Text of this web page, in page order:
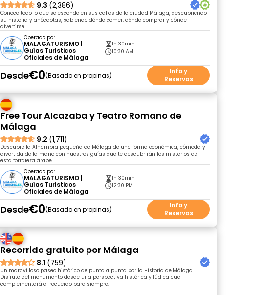
9.3 (2,386)
Conoce todo lo que se esconde en sus calles de la ciudad Málaga, descubriendo
su historia y anécdotas, sabiendo dónde comer, dónde comprar y dónde
divertirse.
Operado por
MALAGATURISMO |
Guías Turísticos
Oficiales de Málaga
1h 30min
10:30 AM
Desde€0 Basado en propinas
Info y
Reservas
Free Tour Alcazaba y Teatro Romano de
Málaga
9.2 (1,711)
Descubre la Alhambra pequeña de Málaga de una forma económica, cómoda y
divertida de la mano con nuestros guías que te descubrirán los misterios de
esta fortaleza árabe.
Operado por
MALAGATURISMO |
Guías Turísticos
Oficiales de Málaga
1h 30min
12:30 PM
Desde€0 Basado en propinas
Info y
Reservas
Recorrido gratuito por Málaga
8.1 (759)
Un maravilloso paseo histórico de punta a punta por la Historia de Málaga.
Disfrute del monumento desde una perspectiva histórica y lúdica que
complementará el recuerdo para siempre.